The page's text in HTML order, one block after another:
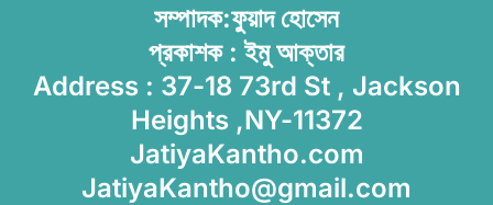
সম্পাদক:ফুয়াদ হোসেন
প্রকাশক : ইমু আক্তার
Address : 37-18 73rd St , Jackson
Heights ,NY-11372
JatiyaKantho.com
JatiyaKantho@gmail.com